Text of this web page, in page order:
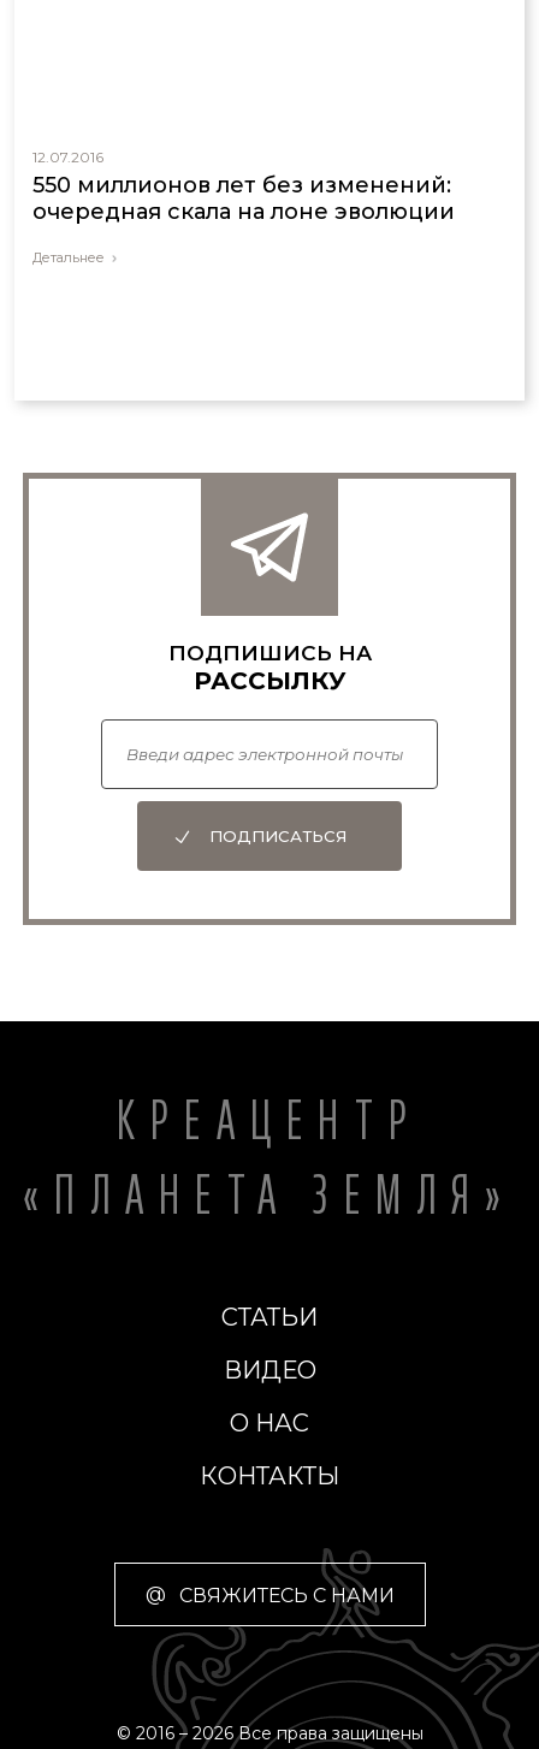
12.07.2016
550 миллионов лет без изменений:
очередная скала на лоне эволюции
Детальнее
ПОДПИШИСЬ НА
РАССЫЛКУ
ПОДПИСАТЬСЯ
КРЕАЦЕНТР
«ПЛАНЕТА ЗЕМЛЯ»
СТАТЬИ
ВИДЕО
О НАС
КОНТАКТЫ
@ СВЯЖИТЕСЬ С НАМИ
© 2016 – 2026 Все права защищены